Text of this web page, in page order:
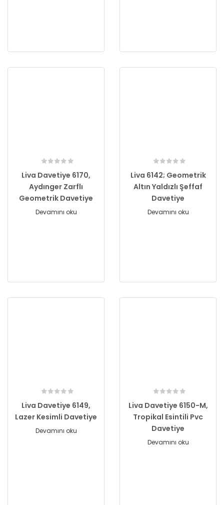
Liva Davetiye 6170,
Aydınger Zarflı
Geometrik Davetiye
Devamını oku
Liva 6142; Geometrik
Altın Yaldızlı Şeffaf
Davetiye
Devamını oku
Liva Davetiye 6149,
Lazer Kesimli Davetiye
Devamını oku
Liva Davetiye 6150-M,
Tropikal Esintili Pvc
Davetiye
Devamını oku